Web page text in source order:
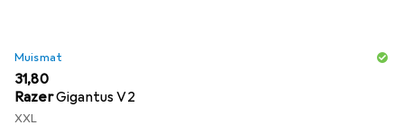
Muismat
EUR
31,80
RazerGigantus V2
XXL